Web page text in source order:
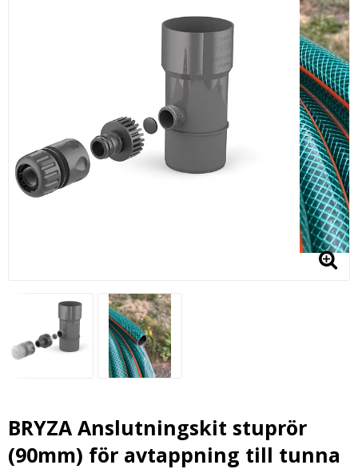
BRYZA Anslutningskit stuprör
(90mm) för avtappning till tunna